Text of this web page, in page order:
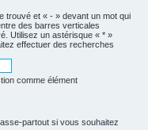
trouvé et « - » devant un mot qui
des barres verticales
Utilisez un astérisque « * »
effectuer des recherches
comme élément
partout si vous souhaitez